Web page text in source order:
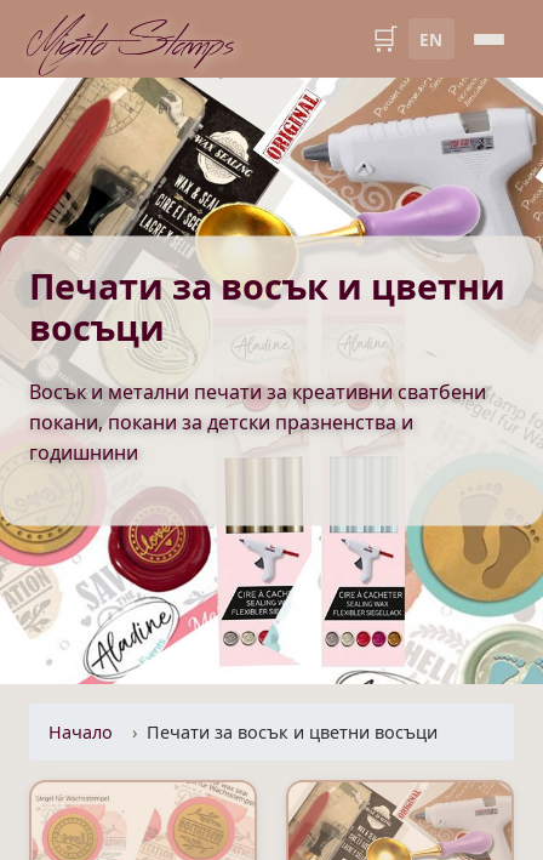
Migito Stamps 🛒 EN
Печати за восък и цветни
восъци
Восък и метални печати за креативни сватбени
покани, покани за детски празненства и
годишнини
Начало Печати за восък и цветни восъци